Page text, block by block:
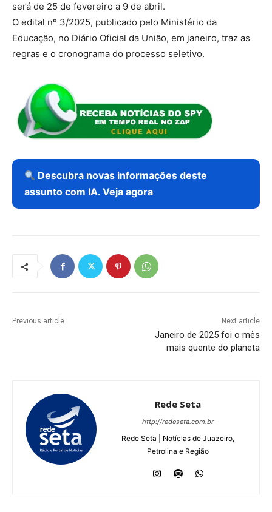
será de 25 de fevereiro a 9 de abril.
O edital nº 3/2025, publicado pelo Ministério da
Educação, no Diário Oficial da União, em janeiro, traz as
regras e o cronograma do processo seletivo.
Descubra novas informações deste
assunto com IA. Veja agora
Previous article Next article
Janeiro de 2025 foi o mês
mais quente do planeta
Rede Seta
http://redeseta.com.br
Rede Seta | Notícias de Juazeiro,
Petrolina e Região